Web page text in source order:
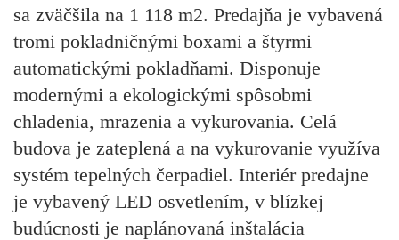
sa zväčšila na 1 118 m2. Predajňa je vybavená
tromi pokladničnými boxami a štyrmi
automatickými pokladňami. Disponuje
modernými a ekologickými spôsobmi
chladenia, mrazenia a vykurovania. Celá
budova je zateplená a na vykurovanie využíva
systém tepelných čerpadiel. Interiér predajne
je vybavený LED osvetlením, v blízkej
budúcnosti je naplánovaná inštalácia